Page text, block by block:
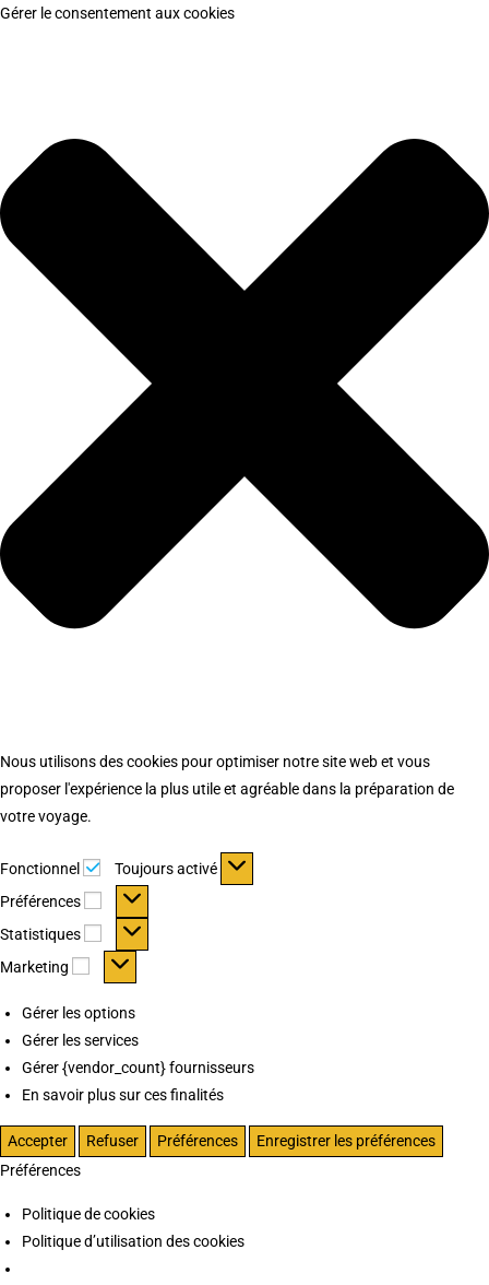
Gérer le consentement aux cookies
Nous utilisons des cookies pour optimiser notre site web et vous
proposer l'expérience la plus utile et agréable dans la préparation de
votre voyage.
Fonctionnel Fonctionnel
Toujours activé
Préférences
Préférences
Statistiques Statistiques
Marketing Marketing
Gérer les options
Gérer les services
Gérer {vendor_count} fournisseurs
En savoir plus sur ces finalités
Accepter Refuser Préférences
Enregistrer les préférences
Préférences
Politique de cookies
Politique d’utilisation des cookies